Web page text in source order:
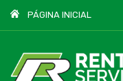
PÁGINA INICIAL